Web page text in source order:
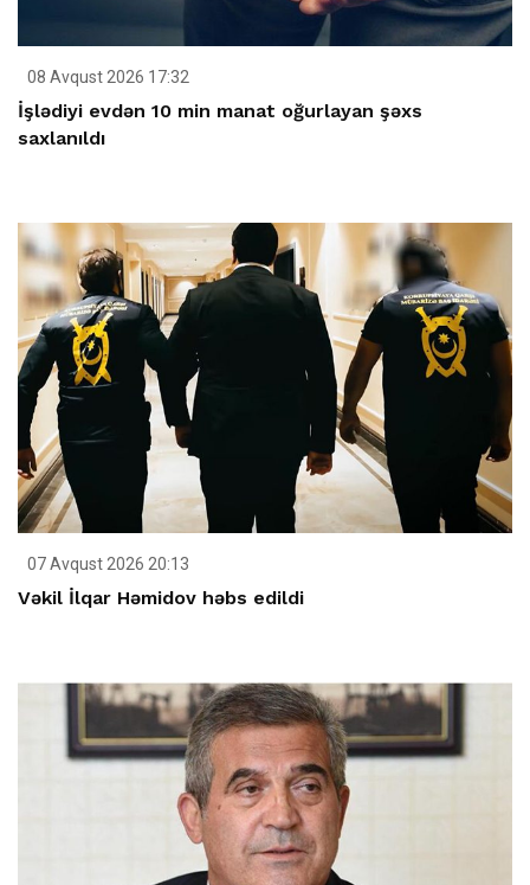
08 Avqust 2026 17:32
İşlədiyi evdən 10 min manat oğurlayan şəxs
saxlanıldı
07 Avqust 2026 20:13
Vəkil İlqar Həmidov həbs edildi